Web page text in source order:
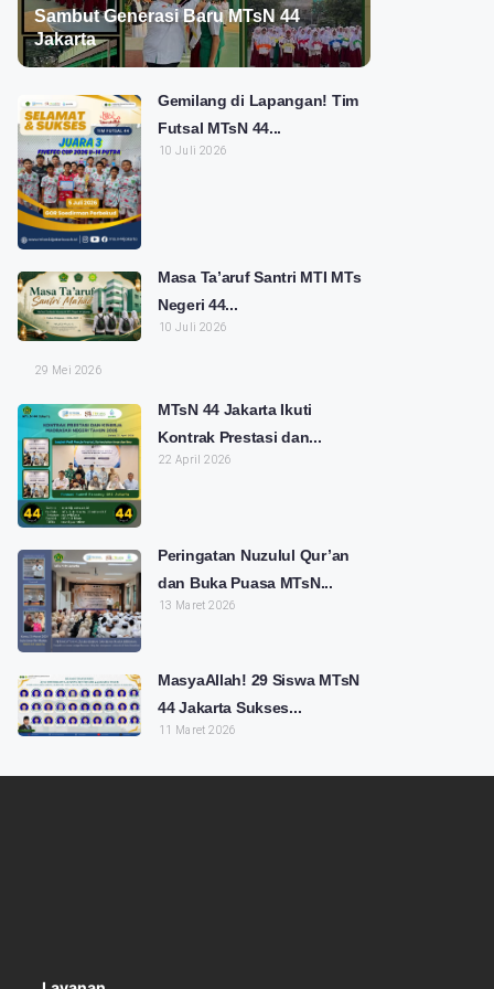
Sambut Generasi Baru MTsN 44
Jakarta
Gemilang di Lapangan! Tim
Futsal MTsN 44...
10 Juli 2026
Masa Ta’aruf Santri MTI MTs
Negeri 44...
10 Juli 2026
29 Mei 2026
MTsN 44 Jakarta Ikuti
Kontrak Prestasi dan...
22 April 2026
Peringatan Nuzulul Qur’an
dan Buka Puasa MTsN...
13 Maret 2026
MasyaAllah! 29 Siswa MTsN
44 Jakarta Sukses...
11 Maret 2026